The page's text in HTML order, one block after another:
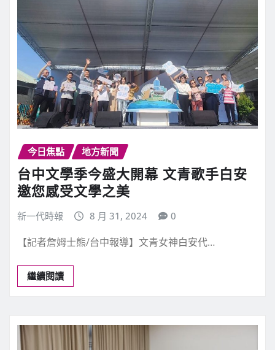
今日焦點 地方新聞
台中文學季今盛大開幕 文青歌手白安
邀您感受文學之美
新一代時報 8 月 31, 2024 0
【記者詹姆士熊/台中報導】文青女神白安代…
繼續閱讀